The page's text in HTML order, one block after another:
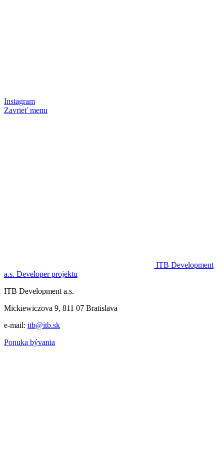
Instagram
Zavrieť menu
ITB Development
a.s. Developer projektu
ITB Development a.s.
Mickiewiczova 9, 811 07 Bratislava
e-mail: itb@itb.sk
Ponuka bývania